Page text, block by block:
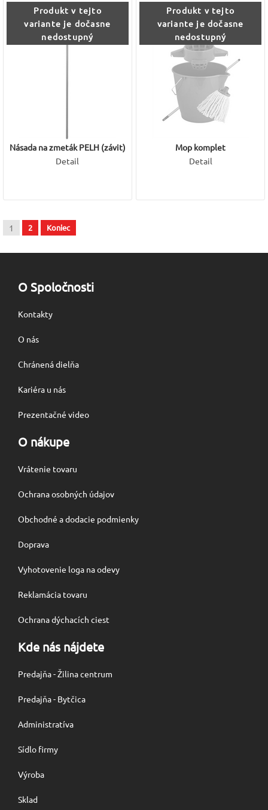
Produkt v tejto
variante je dočasne
nedostupný
Násada na zmeták PELH (závit)
Detail
Produkt v tejto
variante je dočasne
nedostupný
Mop komplet
Detail
1 2 Koniec
O Spoločnosti
Kontakty
O nás
Chránená dielňa
Kariéra u nás
Prezentačné video
O nákupe
Vrátenie tovaru
Ochrana osobných údajov
Obchodné a dodacie podmienky
Doprava
Vyhotovenie loga na odevy
Reklamácia tovaru
Ochrana dýchacích ciest
Kde nás nájdete
Predajňa - Žilina centrum
Predajňa - Bytčica
Administratíva
Sídlo firmy
Výroba
Sklad